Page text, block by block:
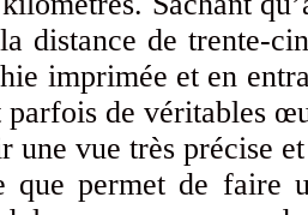
distance de trente-
imprimée et en
parfois de véritables
une vue très précise
que permet de faire